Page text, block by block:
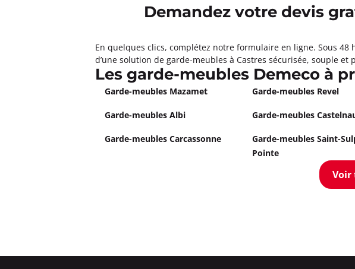
Demandez votre devis
En quelques clics, complétez notre formulaire en ligne. Sous
d’une solution de garde-meubles à Castres sécurisée, souple
Les garde-meubles Demeco à
Garde-meubles Mazamet Garde-meubles Revel
Garde-meubles Albi Garde-meubles
Garde-meubles Carcassonne
Garde-meubles Saint-
Pointe
Voir